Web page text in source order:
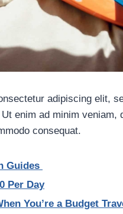
adipiscing elit,
enim ad minim
consequat.
Guides
Per Day
You’re a Budget